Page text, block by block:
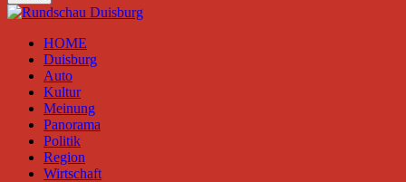
HOME
Duisburg
Auto
Kultur
Meinung
Panorama
Politik
Region
Wirtschaft